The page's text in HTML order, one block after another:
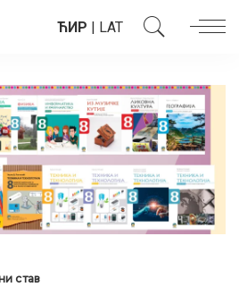
ЋИР | LAT
став